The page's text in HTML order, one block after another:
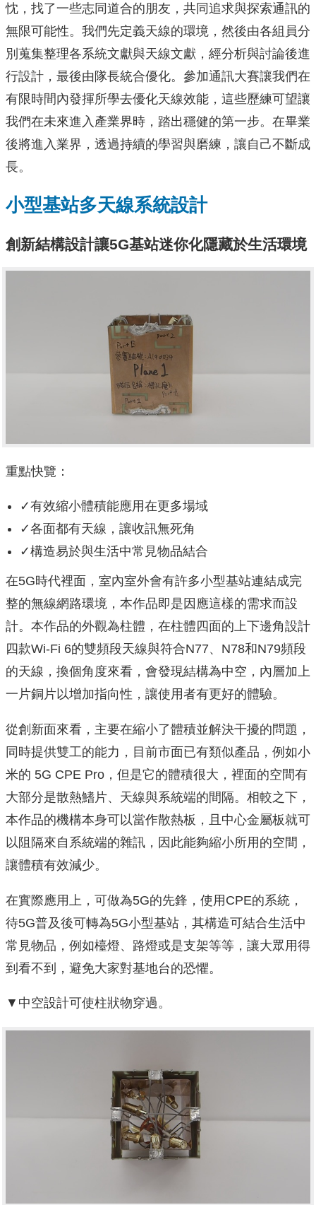
忱，找了一些志同道合的朋友，共同追求與探索通訊的
無限可能性。我們先定義天線的環境，然後由各組員分
別蒐集整理各系統文獻與天線文獻，經分析與討論後進
行設計，最後由隊長統合優化。參加通訊大賽讓我們在
有限時間內發揮所學去優化天線效能，這些歷練可望讓
我們在未來進入產業界時，踏出穩健的第一步。在畢業
後將進入業界，透過持續的學習與磨練，讓自己不斷成
長。
小型基站多天線系統設計
創新結構設計讓5G基站迷你化隱藏於生活環境
重點快覽：
✓有效縮小體積能應用在更多場域
✓各面都有天線，讓收訊無死角
✓構造易於與生活中常見物品結合
在5G時代裡面，室內室外會有許多小型基站連結成完
整的無線網路環境，本作品即是因應這樣的需求而設
計。本作品的外觀為柱體，在柱體四面的上下邊角設計
四款Wi-Fi 6的雙頻段天線與符合N77、N78和N79頻段
的天線，換個角度來看，會發現結構為中空，內層加上
一片銅片以增加指向性，讓使用者有更好的體驗。
從創新面來看，主要在縮小了體積並解決干擾的問題，
同時提供雙工的能力，目前市面已有類似產品，例如小
米的 5G CPE Pro，但是它的體積很大，裡面的空間有
大部分是散熱鰭片、天線與系統端的間隔。相較之下，
本作品的機構本身可以當作散熱板，且中心金屬板就可
以阻隔來自系統端的雜訊，因此能夠縮小所用的空間，
讓體積有效減少。
在實際應用上，可做為5G的先鋒，使用CPE的系統，
待5G普及後可轉為5G小型基站，其構造可結合生活中
常見物品，例如檯燈、路燈或是支架等等，讓大眾用得
到看不到，避免大家對基地台的恐懼。
▼中空設計可使柱狀物穿過。